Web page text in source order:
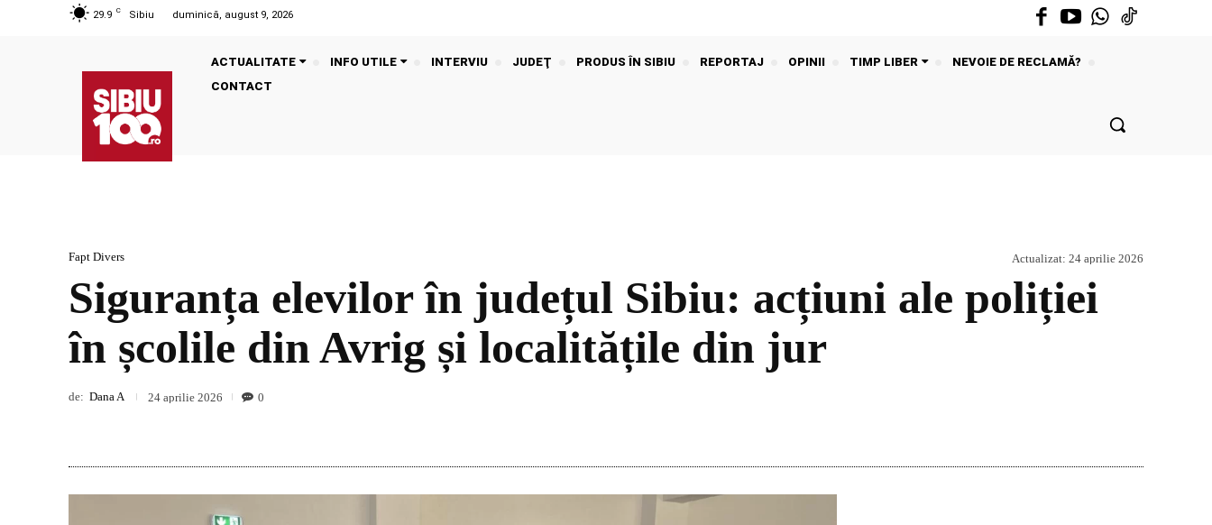
29.9 C Sibiu duminică, august 9, 2026
ACTUALITATE INFO UTILE INTERVIU JUDEŢ PRODUS ÎN SIBIU REPORTAJ OPINII TIMP LIBER
NEVOIE DE RECLAMĂ?
CONTACT
Fapt Divers Actualizat: 24 aprilie 2026
Siguranța elevilor în județul Sibiu: acțiuni ale poliției
în școlile din Avrig și localitățile din jur
de: Dana A 24 aprilie 2026 0